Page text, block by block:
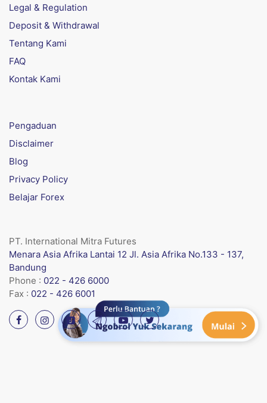
Legal & Regulation
Deposit & Withdrawal
Tentang Kami
FAQ
Kontak Kami
Pengaduan
Disclaimer
Blog
Privacy Policy
Belajar Forex
PT. International Mitra Futures
Menara Asia Afrika Lantai 12 Jl. Asia Afrika No.133 - 137,
Bandung
Phone : 022 - 426 6000
Fax : 022 - 426 6001